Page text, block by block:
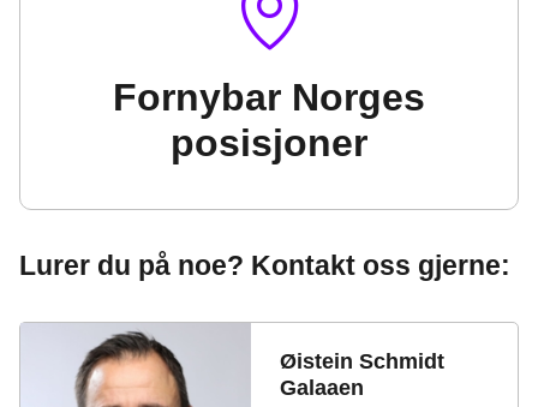
Fornybar Norges
posisjoner
Lurer du på noe? Kontakt oss gjerne:
Øistein Schmidt
Galaaen